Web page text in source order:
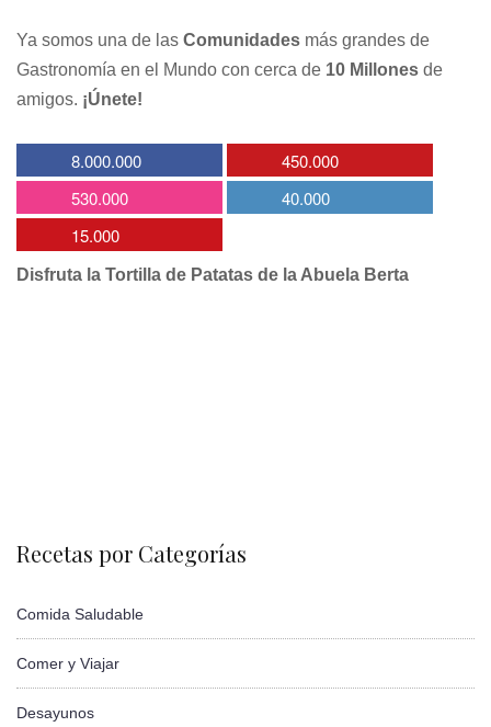
Ya somos una de las Comunidades más grandes de
Gastronomía en el Mundo con cerca de 10 Millones de
amigos. ¡Únete!
8.000.000
450.000
530.000
40.000
15.000
Disfruta la Tortilla de Patatas de la Abuela Berta
Recetas por Categorías
Comida Saludable
Comer y Viajar
Desayunos